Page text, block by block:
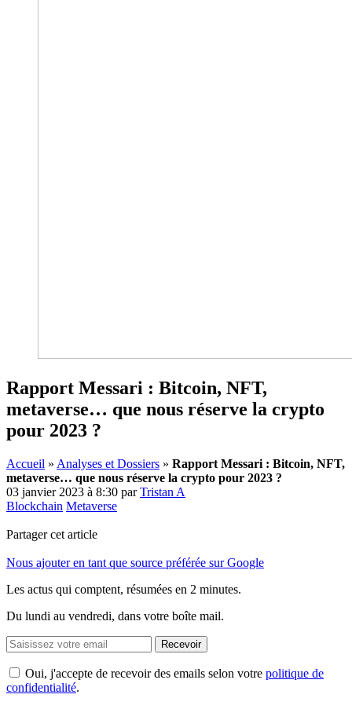
Rapport Messari : Bitcoin, NFT,
metaverse… que nous réserve la crypto
pour 2023 ?
Accueil » Analyses et Dossiers » Rapport Messari : Bitcoin, NFT,
metaverse… que nous réserve la crypto pour 2023 ?
03 janvier 2023 à 8:30 parTristan A
Blockchain Metaverse
Partager cet article
Nous ajouter en tant que source préférée sur Google
Les actus qui comptent, résumées en 2 minutes.
Du lundi au vendredi, dans votre boîte mail.
Recevoir
Oui, j'accepte de recevoir des emails selon votre politique de
confidentialité.